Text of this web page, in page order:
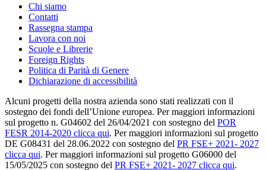
Chi siamo
Contatti
Rassegna stampa
Lavora con noi
Scuole e Librerie
Foreign Rights
Politica di Parità di Genere
Dichiarazione di accessibilità
Alcuni progetti della nostra azienda sono stati realizzati con il
sostegno dei fondi dell’Unione europea. Per maggiori informazioni
sul progetto n. G04602 del 26/04/2021 con sostegno del POR
FESR 2014-2020 clicca qui. Per maggiori informazioni sul progetto
DE G08431 del 28.06.2022 con sostegno del PR FSE+ 2021- 2027
clicca qui. Per maggiori informazioni sul progetto G06000 del
15/05/2025 con sostegno del PR FSE+ 2021- 2027 clicca qui.